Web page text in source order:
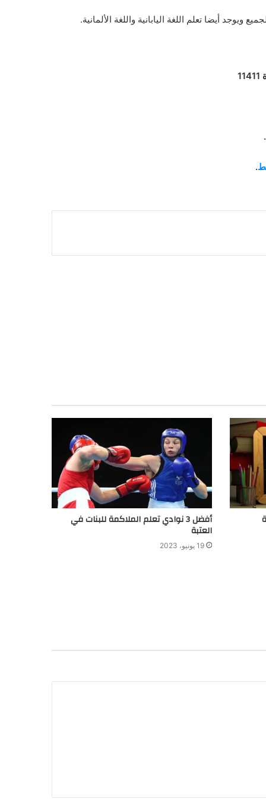
أيضا تعلم اللغة اليابانية واللغة الألمانية.
.
أفضل 3 نوادي تعلم الملاكمة للبنات في
العتبة
19 يونيو، 2023